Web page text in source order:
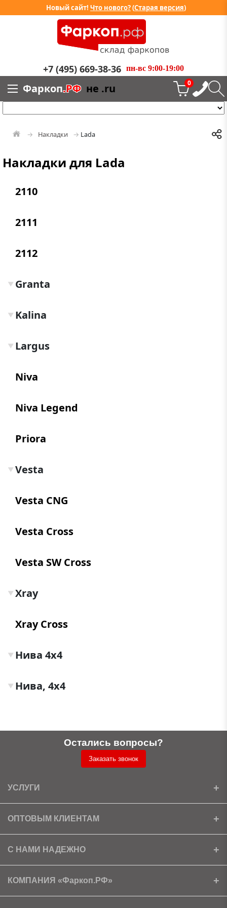
Новый сайт! Что нового?(Старая версия)
+7 (495) 669-38-36 пн-вс 9:00-19:00
Фаркоп.РФ не .ru 0
Накладки Lada
Накладки для Lada
2110
2111
2112
Granta
▼
Kalina
▼
Largus
▼
Niva
Niva Legend
Priora
Vesta
▼
Vesta CNG
Vesta Cross
Vesta SW Cross
Xray
▼
Xray Cross
Нива 4x4
▼
Нива, 4х4
▼
Остались вопросы?
Заказать звонок
УСЛУГИ
Установка
Доставка
ОПТОВЫМ КЛИЕНТАМ
Ищем партнеров
Скачать прайс
С НАМИ НАДЕЖНО
Сертификаты
Условия возврата
КОМПАНИЯ «Фаркоп.РФ»